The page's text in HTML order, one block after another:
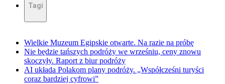
Tagi
Wielkie Muzeum Egipskie otwarte. Na razie na próbę
Nie będzie tańszych podróży we wrześniu, ceny znowu
skoczyły. Raport z biur podróży
AI układa Polakom plany podróży. „Współcześni turyści
coraz bardziej cyfrowi”